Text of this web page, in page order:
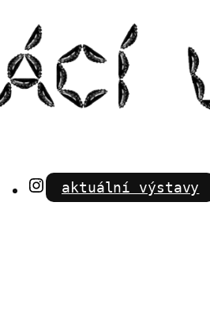
FacebookInstagram
aktuální výstavy